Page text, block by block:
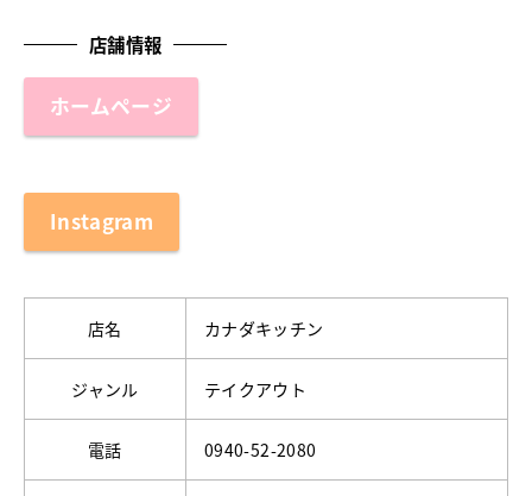
店舗情報
ホームページ
Instagram
店名 カナダキッチン
ジャンル テイクアウト
電話 0940-52-2080